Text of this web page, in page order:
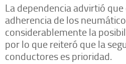
La dependencia advirtió
adherencia de los
considerablemente la
por lo que reiteró que la
conductores es prioridad.